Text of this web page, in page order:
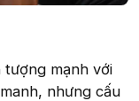
tượng mạnh với
nhưng cấu